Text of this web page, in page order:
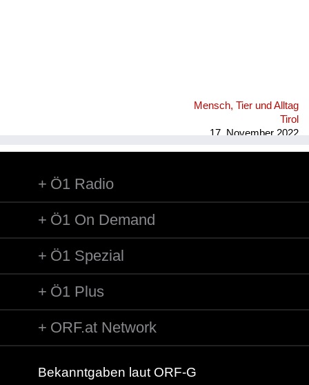
Mensch, Tier und Alltag
Tirol
17. November 2022
Ö1 Radio
Ö1 On Demand
Ö1 Spezial
Ö1 Plus
ORF.at Network
Bekanntgaben laut ORF-G